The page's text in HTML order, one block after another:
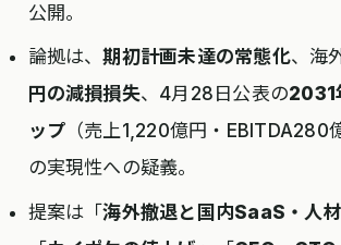
公開。
論拠は、期初計画未達の常態化、海
円の減損損失、4月28日公表の2031
ップ（売上1,220億円・EBITDA280
の実現性への疑義。
提案は「海外撤退と国内SaaS・人